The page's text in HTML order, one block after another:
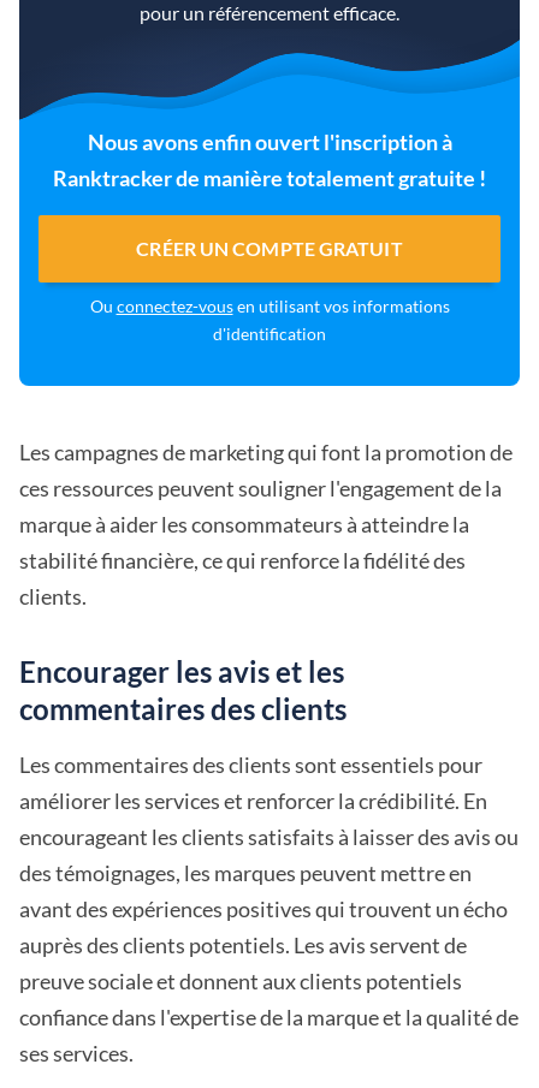
pour un référencement efficace.
Nous avons enfin ouvert l'inscription à
Ranktracker de manière totalement gratuite !
CRÉER UN COMPTE GRATUIT
Ou connectez-vousen utilisant vos informations
d'identification
Les campagnes de marketing qui font la promotion de
ces ressources peuvent souligner l'engagement de la
marque à aider les consommateurs à atteindre la
stabilité financière, ce qui renforce la fidélité des
clients.
Encourager les avis et les
commentaires des clients
Les commentaires des clients sont essentiels pour
améliorer les services et renforcer la crédibilité. En
encourageant les clients satisfaits à laisser des avis ou
des témoignages, les marques peuvent mettre en
avant des expériences positives qui trouvent un écho
auprès des clients potentiels. Les avis servent de
preuve sociale et donnent aux clients potentiels
confiance dans l'expertise de la marque et la qualité de
ses services.